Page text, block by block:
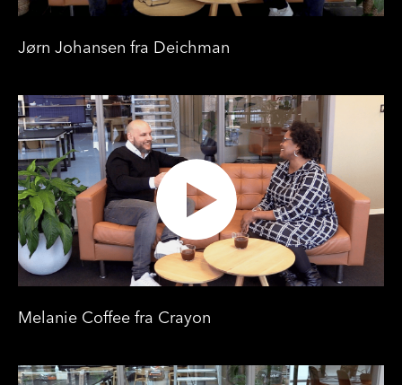
Jørn Johansen fra Deichman
Melanie Coffee fra Crayon